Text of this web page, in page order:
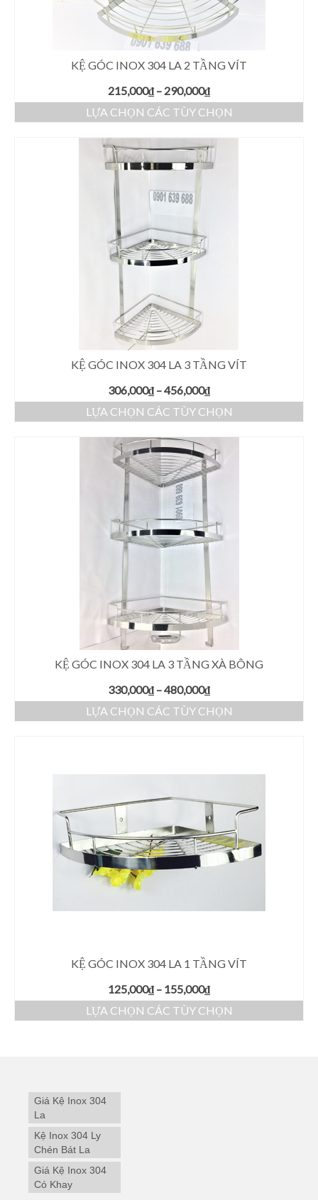
KỆ GÓC INOX 304 LA 2 TẦNG VÍT
215,000₫ – 290,000₫
LỰA CHỌN CÁC TÙY CHỌN
KỆ GÓC INOX 304 LA 3 TẦNG VÍT
306,000₫ –456,000₫
LỰA CHỌN CÁC TÙY CHỌN
KỆ GÓC INOX 304 LA 3 TẦNG XÀ BÔNG
330,000₫ –480,000₫
LỰA CHỌN CÁC TÙY CHỌN
KỆ GÓC INOX 304 LA 1 TẦNG VÍT
125,000₫ – 155,000₫
LỰA CHỌN CÁC TÙY CHỌN
Giá Kệ Inox 304
La
Kệ Inox 304 Ly
Chén Bát La
Giá Kệ Inox 304
Có Khay